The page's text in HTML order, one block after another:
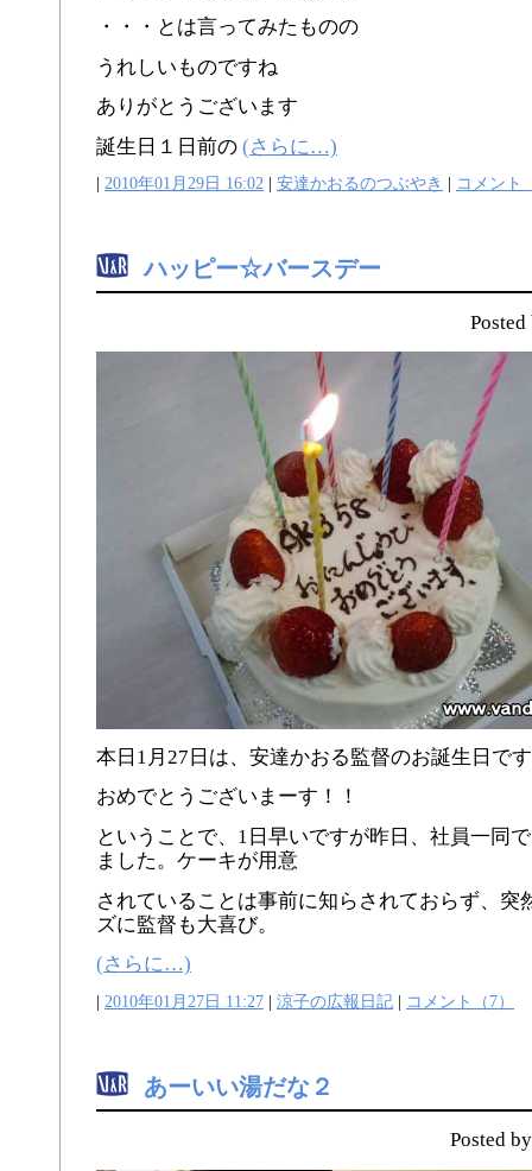
・・・とは言ってみたものの
うれしいものですね
ありがとうございます
誕生日１日前の (さらに…)
2010年01月29日 16:02 安達かおるのつぶやき コメント
ハッピー☆バースデー
本日1月27日は、安達かおる監督のお誕生日で
おめでとうございまーす！！
ということで、1日早いですが昨日、社員一同
ました。ケーキが用意
されていることは事前に知らされておらず、突
ズに監督も大喜び。
(さらに…)
| 2010年01月27日 11:27 | 涼子の広報日記 | コメント（7）
あーいい湯だな２
Posted